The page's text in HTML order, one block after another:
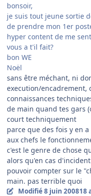
bonsoir,
je suis tout jeune sortie
de prendre mon 1er
hyper content de me
vous a t'il fait?
bon WE
Noël
sans être méchant, ni
execution/encadrement,
connaissances
de main quand tes gars
court techniquement
parce que des fois y en
aux chefs le
c'est le genre de chose
alors qu'en cas
pouvoir compter sur le
main. pas terrible quoi
Modifié8 juin 200818